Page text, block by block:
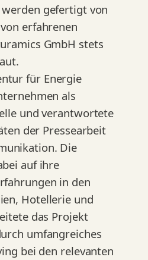
gefertigt von
erfahrenen
GmbH stets
für Energie
als
und verantwortete
der Pressearbeit
Die
auf ihre
in den
Hotellerie und
das Projekt
umfangreiches
bei den relevanten